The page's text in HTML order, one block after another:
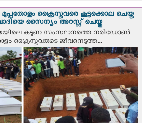
ക്രൈസ്തവരെ കൂട്ടക്കൊല ചെയ്ത
സൈന്യം അറസ്റ്റ് ചെയ്തു
കടുണ സംസ്ഥാനത്തെ നരിഡോൺ
ക്രൈസ്തവരുടെ ജീവനെടുത്ത...